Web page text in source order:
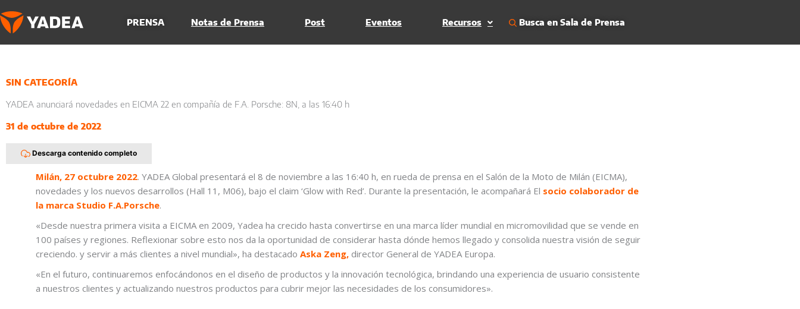
al
contenido
PRENSA Notas de Prensa Post Eventos Recursos Busca en Sala de Prensa
SIN CATEGORÍA
YADEA anunciará novedades en EICMA 22 en compañía de F.A. Porsche: 8N, a las 16:40 h
31 de octubre de 2022
Descarga contenido completo
Milán, 27 octubre 2022. YADEA Global presentará el 8 de noviembre a las 16:40 h, en rueda de prensa en el Salón de la Moto de Milán (EICMA),
novedades y los nuevos desarrollos (Hall 11, M06), bajo el claim ‘Glow with Red’. Durante la presentación, le acompañará El socio colaborador de
la marca Studio F.A.Porsche.
«Desde nuestra primera visita a EICMA en 2009, Yadea ha crecido hasta convertirse en una marca líder mundial en micromovilidad que se vende en
100 países y regiones. Reflexionar sobre esto nos da la oportunidad de considerar hasta dónde hemos llegado y consolida nuestra visión de seguir
creciendo. y servir a más clientes a nivel mundial», ha destacado Aska Zeng, director General de YADEA Europa.
«En el futuro, continuaremos enfocándonos en el diseño de productos y la innovación tecnológica, brindando una experiencia de usuario consistente
a nuestros clientes y actualizando nuestros productos para cubrir mejor las necesidades de los consumidores».